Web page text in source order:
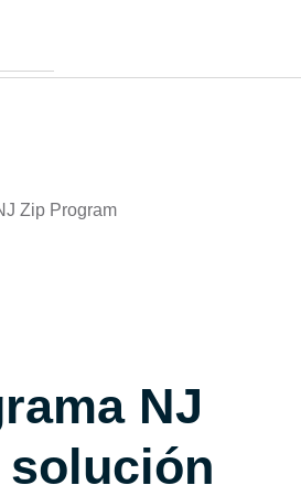
NJ
solución